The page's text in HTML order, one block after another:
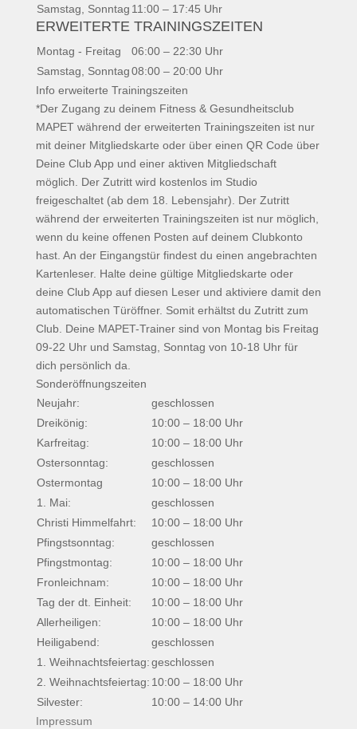
Samstag, Sonntag 11:00 – 17:45 Uhr
ERWEITERTE TRAININGSZEITEN
Montag - Freitag
06:00 – 22:30 Uhr
Samstag, Sonntag08:00 – 20:00 Uhr
Info erweiterte Trainingszeiten
*Der Zugang zu deinem Fitness & Gesundheitsclub
MAPET während der erweiterten Trainingszeiten ist nur
mit deiner Mitgliedskarte oder über einen QR Code über
Deine Club App und einer aktiven Mitgliedschaft
möglich. Der Zutritt wird kostenlos im Studio
freigeschaltet (ab dem 18. Lebensjahr). Der Zutritt
während der erweiterten Trainingszeiten ist nur möglich,
wenn du keine offenen Posten auf deinem Clubkonto
hast. An der Eingangstür findest du einen angebrachten
Kartenleser. Halte deine gültige Mitgliedskarte oder
deine Club App auf diesen Leser und aktiviere damit den
automatischen Türöffner. Somit erhältst du Zutritt zum
Club. Deine MAPET-Trainer sind von Montag bis Freitag
09-22 Uhr und Samstag, Sonntag von 10-18 Uhr für
dich persönlich da.
Sonderöffnungszeiten
Neujahr:
geschlossen
Dreikönig:
10:00 – 18:00 Uhr
Karfreitag:
10:00 – 18:00 Uhr
Ostersonntag:
geschlossen
Ostermontag
10:00 – 18:00 Uhr
1. Mai:
geschlossen
Christi Himmelfahrt:
10:00 – 18:00 Uhr
Pfingstsonntag:
geschlossen
Pfingstmontag:
10:00 – 18:00 Uhr
Fronleichnam:
10:00 – 18:00 Uhr
Tag der dt. Einheit:
10:00 – 18:00 Uhr
Allerheiligen:
10:00 – 18:00 Uhr
Heiligabend:
geschlossen
1. Weihnachtsfeiertag:geschlossen
2. Weihnachtsfeiertag: 10:00 – 18:00 Uhr
Silvester:
10:00 – 14:00 Uhr
Impressum